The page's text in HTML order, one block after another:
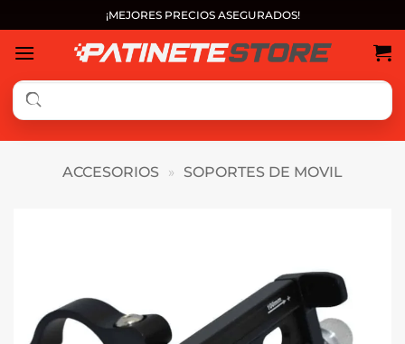
al
contenido
¡MEJORES PRECIOS ASEGURADOS!
ACCESORIOS » SOPORTES DE MOVIL